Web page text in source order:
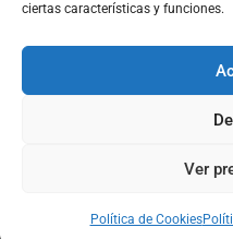
ciertas características y funciones.
Ver
Política de Cookies
Acerca